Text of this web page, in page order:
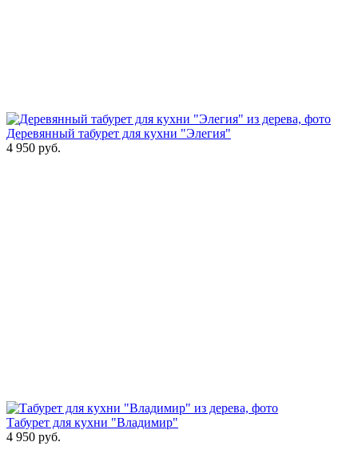
Деревянный табурет для кухни "Элегия"
4 950 руб.
Табурет для кухни "Владимир"
4 950 руб.